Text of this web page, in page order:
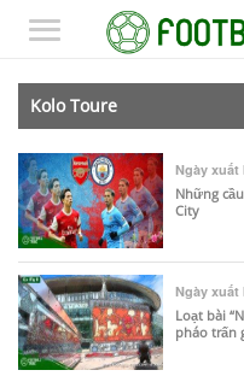
Kolo Toure
Ngày xuất
Những
City
Ngày xuất
Loạt bài
pháo trấn